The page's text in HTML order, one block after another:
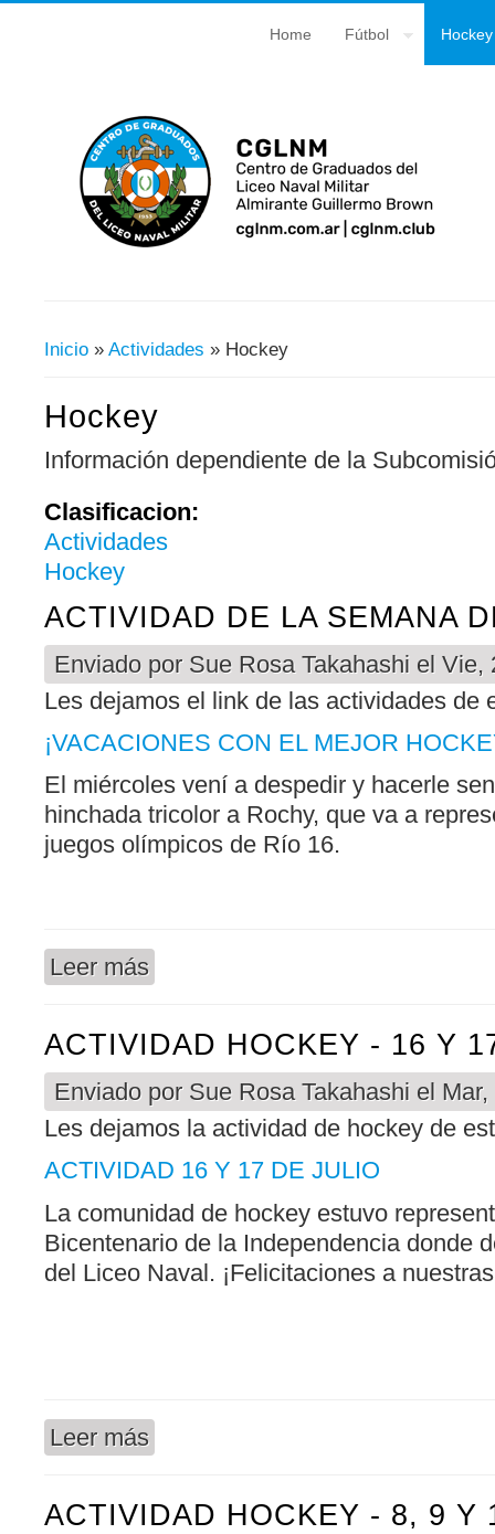
Home Fútbol Hockey
Inicio » Actividades » Hockey
Hockey
Información dependiente de la
Clasificacion:
Actividades
Hockey
ACTIVIDAD DE LA SEMANA
Enviado por Sue Rosa Takahashi el Vie,
Les dejamos el link de las actividades de
¡VACACIONES CON EL MEJOR
El miércoles vení a despedir y hacerle
hinchada tricolor a Rochy, que va a
juegos olímpicos de Río 16.
Leer más
ACTIVIDAD HOCKEY - 16 Y
Enviado por Sue Rosa Takahashi el
Les dejamos la actividad de hockey de
ACTIVIDAD 16 Y 17 DE JULIO
La comunidad de hockey estuvo
Bicentenario de la Independencia donde
del Liceo Naval. ¡Felicitaciones a
Leer más
ACTIVIDAD HOCKEY - 8, 9 Y